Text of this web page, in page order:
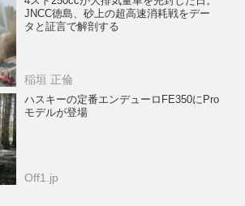
JNCC徳島、砂上の超高速消耗戦をデー
タと証言で解剖する
稲垣 正倫
ハスキーの定番エンデューロFE350にPro
モデルが登場
Off1.jp